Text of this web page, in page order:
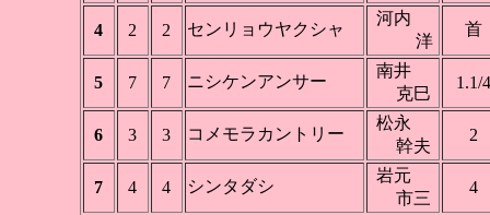
4 2 2 センリョウヤクシャ
河内
洋
首
5 7 7 ニシケンアンサー
南井
克巳
1.1/4
6 3 3 コメモラカントリー
松永
幹夫
2
7 4 4 シンタダシ
岩元
市三
4